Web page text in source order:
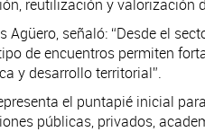
reutilización y valorización
Agüero, señaló: “Desde el
de encuentros permiten
y desarrollo territorial”.
el puntapié inicial
públicas, privados,